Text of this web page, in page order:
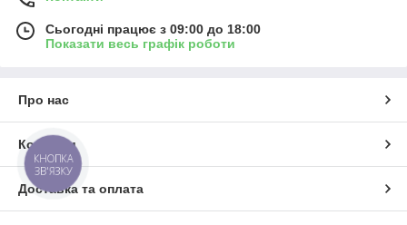
Сьогодні працює з 09:00 до 18:00
Показати весь графік роботи
Про нас
Контакти
Доставка та оплата
КНОПКА
ЗВ'ЯЗКУ